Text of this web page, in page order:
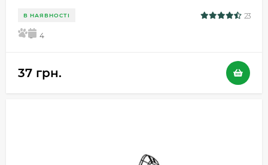
В НАЯВНОСТІ 23
5 4
37 грн.